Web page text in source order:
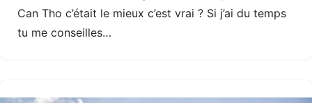
Can Tho c’était le mieux c’est vrai ? Si j’ai du temps
tu me conseilles…